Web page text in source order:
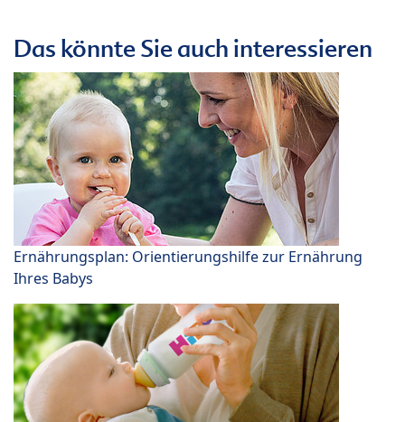
Das könnte Sie auch interessieren
Ernährungsplan: Orientierungshilfe zur Ernährung
Ihres Babys